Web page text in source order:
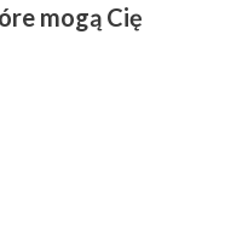
mogą Cię